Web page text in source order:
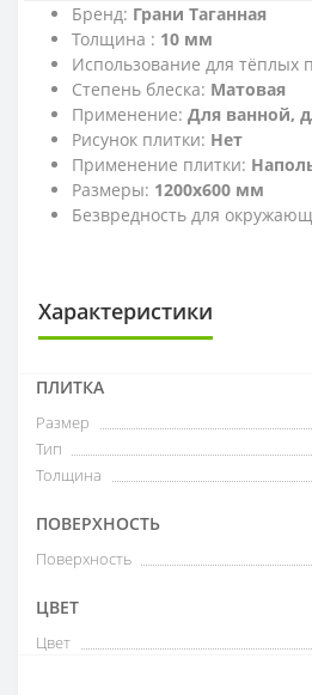
Бренд: Грани Таганная
Толщина : 10 мм
Использование для тёплых
Степень блеска: Матовая
Применение: Для ванной,
Рисунок плитки: Нет
Применение плитки:
Размеры: 1200x600 мм
Безвредность для
Характеристики
ПЛИТКА
Размер
Тип
Толщина
ПОВЕРХНОСТЬ
Поверхность
ЦВЕТ
Цвет